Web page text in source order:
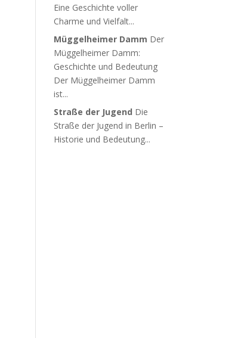
Eine Geschichte voller
Charme und Vielfalt...
Müggelheimer Damm Der
Müggelheimer Damm:
Geschichte und Bedeutung
Der Müggelheimer Damm
ist...
Straße der Jugend Die
Straße der Jugend in Berlin –
Historie und Bedeutung...